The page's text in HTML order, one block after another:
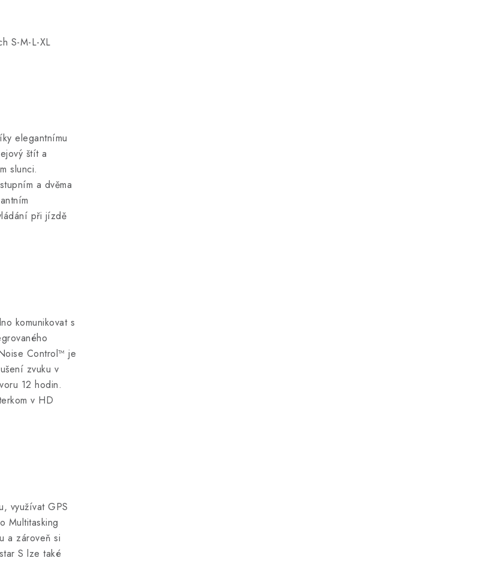
S-M-L-XL
elegantnímu
štít a
slunci.
a dvěma
při jízdě
komunikovat s
Control™ je
zvuku v
12 hodin.
v HD
využívat GPS
Multitasking
a zároveň si
S lze také